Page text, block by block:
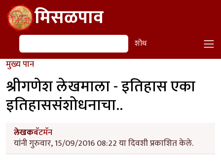
Skip to main contentमिसळपाव
शोध शोध
मुख्य पान
श्रीगणेश लेखमाला - इतिहास एका
इतिहाससंशोधनाचा..
लेखकबॅटमॅन
यांनी गुरुवार, 15/09/2016 08:22 या दिवशी प्रकाशित केले.